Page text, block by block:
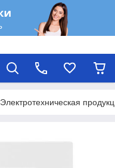
Электротехническая